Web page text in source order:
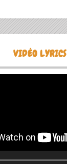
VIDÉO LYRICS